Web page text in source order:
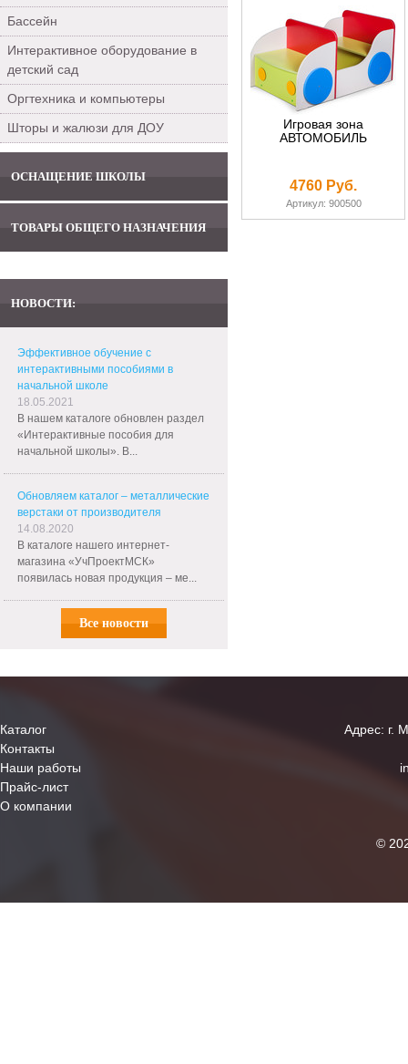
Бассейн
Интерактивное оборудование в
детский сад
Оргтехника и компьютеры
Шторы и жалюзи для ДОУ
ОСНАЩЕНИЕ ШКОЛЫ
ТОВАРЫ ОБЩЕГО НАЗНАЧЕНИЯ
НОВОСТИ:
Эффективное обучение с
интерактивными пособиями в
начальной школе
18.05.2021
В нашем каталоге обновлен раздел
«Интерактивные пособия для
начальной школы». В...
Обновляем каталог – металлические
верстаки от производителя
14.08.2020
В каталоге нашего интернет-
магазина «УчПроектМСК»
появилась новая продукция – ме...
Все новости
Игровая зона
АВТОМОБИЛЬ
4760 Руб.
Артикул: 900500
Каталог
Контакты
Наши работы
Прайс-лист
О компании
Адрес: г.
©